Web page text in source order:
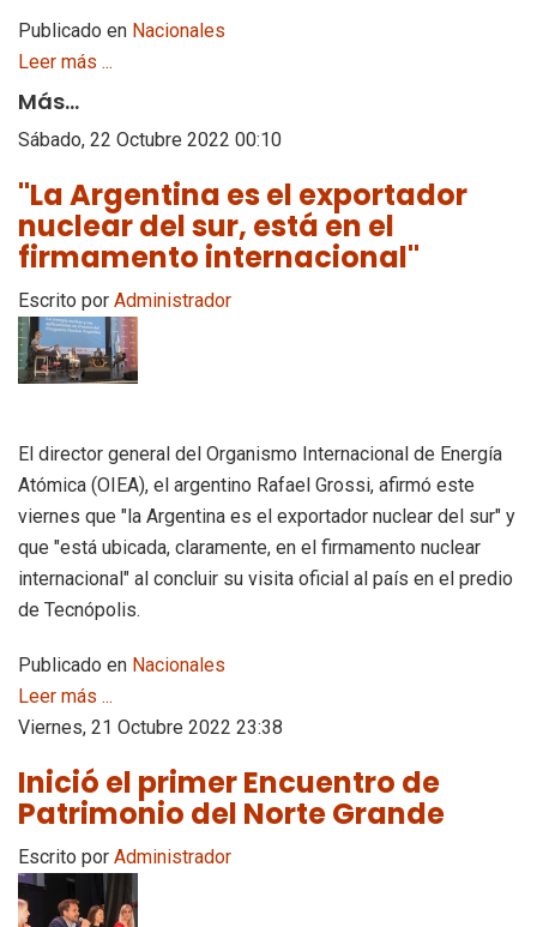
Publicado en Nacionales
Leer más ...
Más...
Sábado, 22 Octubre 2022 00:10
"La Argentina es el exportador
nuclear del sur, está en el
firmamento internacional"
Escrito por Administrador
El director general del Organismo Internacional de Energía
Atómica (OIEA), el argentino Rafael Grossi, afirmó este
viernes que "la Argentina es el exportador nuclear del sur" y
que "está ubicada, claramente, en el firmamento nuclear
internacional" al concluir su visita oficial al país en el predio
de Tecnópolis.
Publicado en Nacionales
Leer más ...
Viernes, 21 Octubre 2022 23:38
Inició el primer Encuentro de
Patrimonio del Norte Grande
Escrito por Administrador